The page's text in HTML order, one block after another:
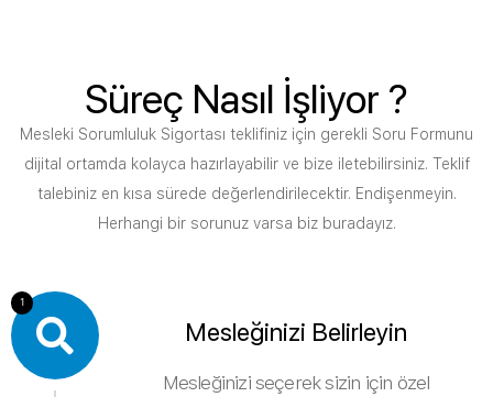
Süreç Nasıl İşliyor ?
Mesleki Sorumluluk Sigortası teklifiniz için gerekli Soru Formunu
dijital ortamda kolayca hazırlayabilir ve bize iletebilirsiniz. Teklif
talebiniz en kısa sürede değerlendirilecektir. Endişenmeyin.
Herhangi bir sorunuz varsa biz buradayız.
1
Mesleğinizi Belirleyin
Mesleğinizi seçerek sizin için özel